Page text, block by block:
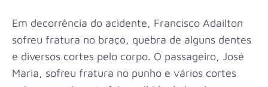
Em decorrência do acidente, Francisco Adailton
sofreu fratura no braço, quebra de alguns dentes
e diversos cortes pelo corpo. O passageiro, José
Maria, sofreu fratura no punho e vários cortes